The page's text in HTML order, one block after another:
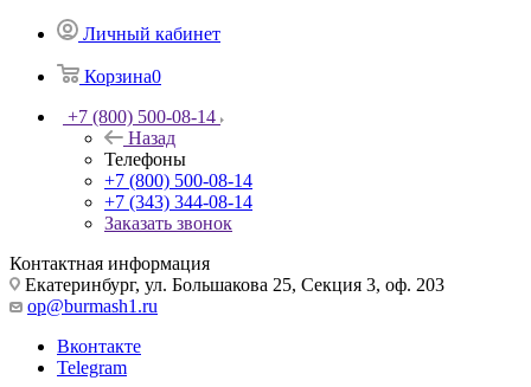
Личный кабинет
Корзина0
+7 (800) 500-08-14
Назад
Телефоны
+7 (800) 500-08-14
+7 (343) 344-08-14
Заказать звонок
Контактная информация
Екатеринбург, ул. Большакова 25, Секция 3, оф. 203
op@burmash1.ru
Вконтакте
Telegram